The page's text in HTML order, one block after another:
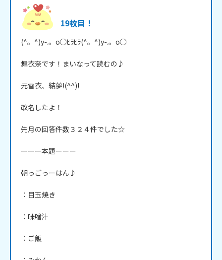
19枚目！
(^。^)y-.。o○ﾋﾗﾋﾗ(^。^)y-.。o○
舞衣奈です！まいなって読むの♪
元雪衣、結夢!(^^)!
改名したよ！
先月の回答件数３２４件でした☆
ーーー本題ーーー
朝っごっーはん♪
：目玉焼き
：味噌汁
：ご飯